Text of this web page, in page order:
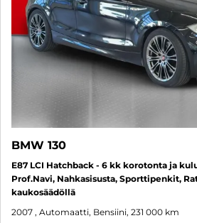
BMW 130
E87 LCI Hatchback - 6 kk korotonta ja
Prof.Navi, Nahkasisusta, Sporttipenkit,
kaukosäädöllä
2007 , Automaatti, Bensiini, 231 000 km